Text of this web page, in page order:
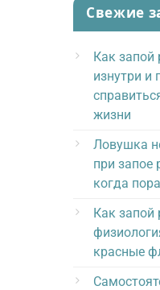
Свежие
Как запой
изнутри и
жизни
Ловушка
при запое
когда
Как запой
красные